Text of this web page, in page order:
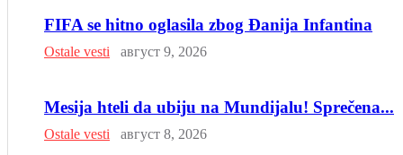
FIFA se hitno oglasila zbog Đanija Infantina
Ostale vesti август 9, 2026
Mesija hteli da ubiju na Mundijalu! Sprečena...
Ostale vesti август 8, 2026